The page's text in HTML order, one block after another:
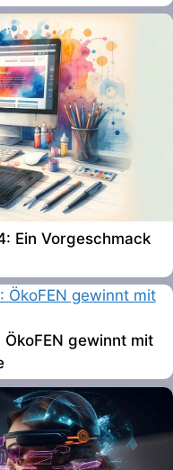
Ein Vorgeschmack
gewinnt mit